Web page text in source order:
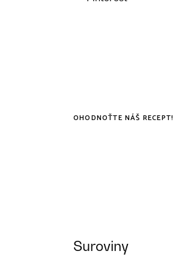
OHODNOŤTE NÁŠ RECEPT!
Suroviny